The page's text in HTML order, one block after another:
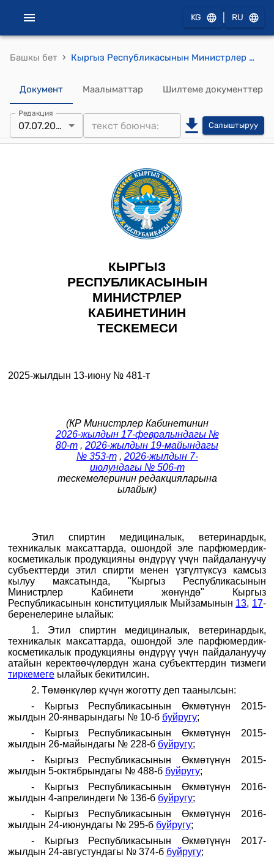
KG RU
Башкы бет › Кыргыз Республикасынын Министрлер Кабинетинин 2025-жылдын 13-июнундагы № 481-т (Этил спиртин медициналык, ветеринардык, техникалык максаттарда, ошондой эле парфюмердик-косметикалык продукцияны өндүрүү үчүн пайдалануучу атайын керектөөчүлөрдүн жана субъекттердин тизмегин бекитүү тууралуу) тескемеси
Документ Маалыматтар Шилтеме документтер
Редакция
07.07.2026 Салыштыруу